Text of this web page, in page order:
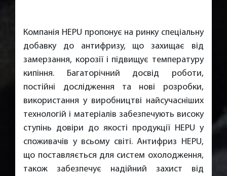
Компанія HEPU пропонує на ринку спеціальну
добавку до антифризу, що захищає від
замерзання, корозії і підвищує температуру
кипіння. Багаторічний досвід роботи,
постійні дослідження та нові розробки,
використання у виробництві найсучасніших
технологій і матеріалів забезпечують високу
ступінь довіри до якості продукції HEPU у
споживачів у всьому світі. Антифриз HEPU,
що поставляється для систем охолодження,
також забезпечує надійний захист від